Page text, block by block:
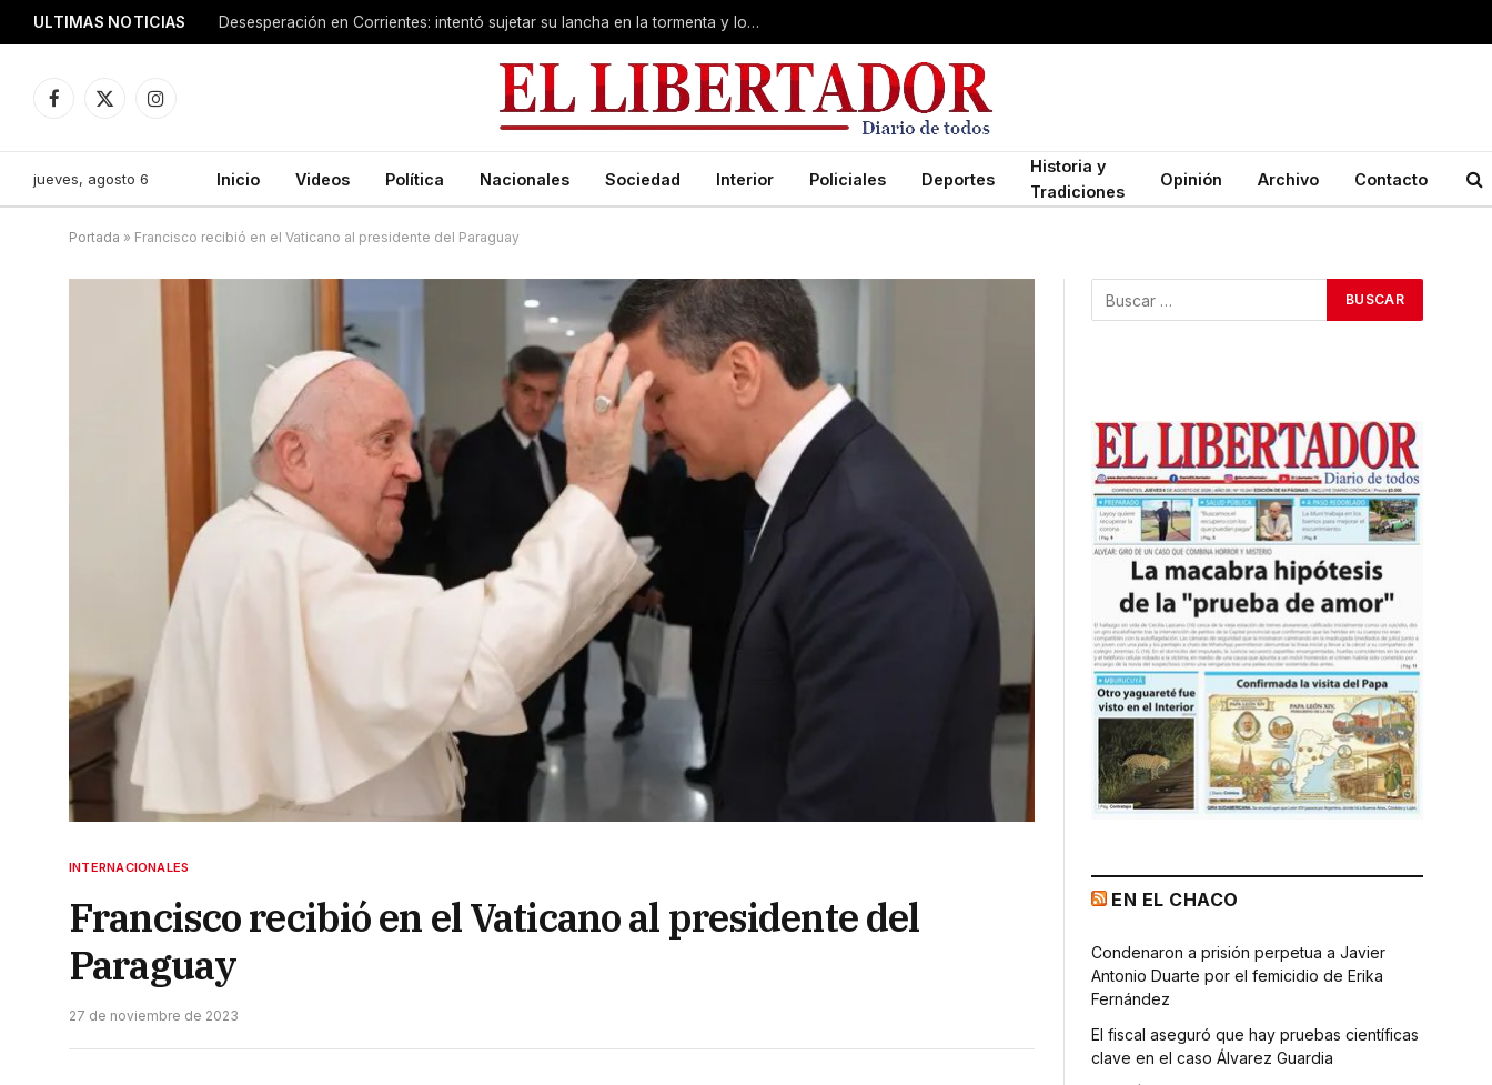
ULTIMAS NOTICIAS Desesperación en Corrientes: intentó sujetar su lancha en la tormenta y lo arrastró el río
Facebook
X
Instagram
jueves, agosto 6 Inicio Videos Política Nacionales Sociedad Interior Policiales Deportes
Historia y
Tradiciones
Opinión Archivo Contacto
Portada » Francisco recibió en el Vaticano al presidente del Paraguay
INTERNACIONALES
Francisco recibió en el Vaticano al presidente del
Paraguay
27 de noviembre de 2023
EN EL CHACO
Condenaron a prisión perpetua a Javier
Antonio Duarte por el femicidio de Erika
Fernández
El fiscal aseguró que hay pruebas científicas
clave en el caso Álvarez Guardia